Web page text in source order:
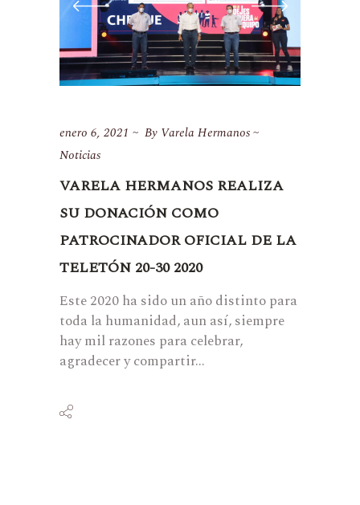
enero 6, 2021 By Varela Hermanos
Noticias
VARELA HERMANOS REALIZA
SU DONACIÓN COMO
PATROCINADOR OFICIAL DE LA
TELETÓN 20-30 2020
Este 2020 ha sido un año distinto para
toda la humanidad, aun así, siempre
hay mil razones para celebrar,
agradecer y compartir...